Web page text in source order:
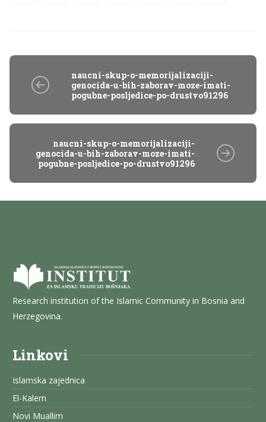
naucni-skup-o-memorijalizaciji-
genocida-u-bih-zaborav-moze-imati-
pogubne-posljedice-po-drustvo91296
naucni-skup-o-memorijalizaciji-
genocida-u-bih-zaborav-moze-imati-
pogubne-posljedice-po-drustvo91296
Research institution of the Islamic Community in Bosnia and
Herzegovina.
Linkovi
Islamska zajednica
El-Kalem
Novi Muallim